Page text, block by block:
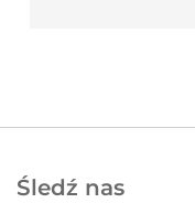
Śledź nas